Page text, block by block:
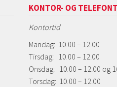
KONTOR- OG
Kontortid
Mandag: 10.00 – 12.00
Tirsdag: 10.00 – 12.00
Onsdag: 10.00 – 12.00 og
Torsdag: 10.00 – 12.00